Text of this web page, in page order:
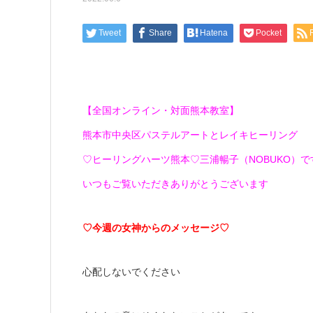
Tweet Share Hatena Pocket
【全国オンライン・対面熊本教室】
熊本市中央区パステルアートとレイキヒーリング
♡ヒーリングハーツ熊本♡三浦暢子（NOBUKO）で
いつもご覧いただきありがとうございます
♡今週の女神からのメッセージ♡
心配しないでください